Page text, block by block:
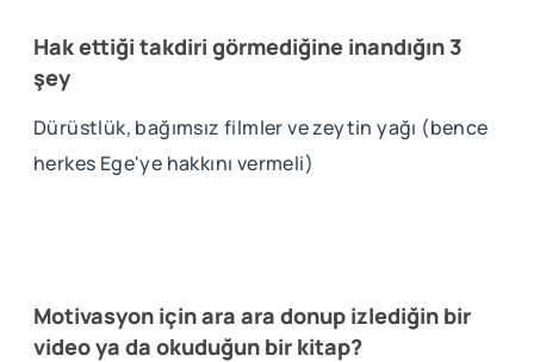
Hak ettiği takdiri görmediğine inandığın 3
şey
Dürüstlük, bağımsız filmler ve zeytin yağı (bence
herkes Ege'ye hakkını vermeli)
Motivasyon için ara ara donup izlediğin bir
video ya da okuduğun bir kitap?